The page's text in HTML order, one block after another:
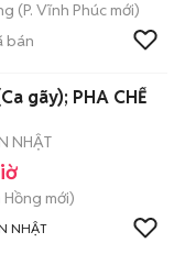
(P. Vĩnh Phúc mới)
bán
gãy); PHA CHẾ
NHẬT
Hồng mới)
NHẬT